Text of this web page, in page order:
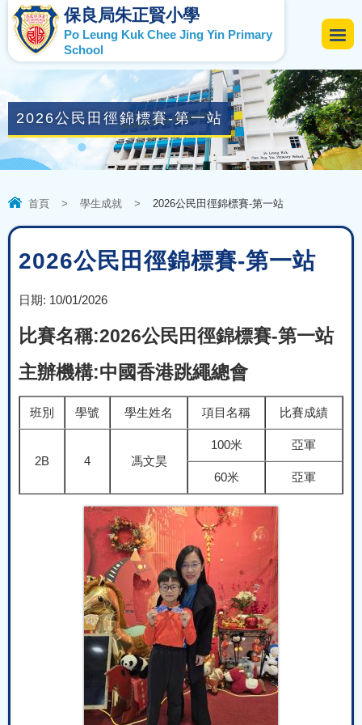
保良局朱正賢小學
Po Leung Kuk Chee Jing Yin Primary
School
2026公民田徑錦標賽-第一站
首頁 > 學生成就 > 2026公民田徑錦標賽-第一站
2026公民田徑錦標賽-第一站
日期: 10/01/2026
比賽名稱:2026公民田徑錦標賽-第一站
主辦機構:中國香港跳繩總會
班別 學號 學生姓名 項目名稱 比賽成績
2B 4 馮文昊
100米 亞軍
60米 亞軍